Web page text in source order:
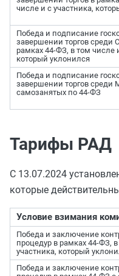
числе и с участника,
Победа и подписание
завершении торгов
рамках 44-ФЗ, в том числе
который уклонился
Победа и подписание
завершении торгов среди
самозанятых по 44-ФЗ
Тарифы РАД
С 13.07.2024
которые
Условие взимания
Победа и заключение
процедур в рамках 44-ФЗ,
участника, который
Победа и заключение